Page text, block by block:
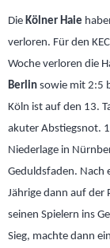
Die Kölner Haie
verloren. Für den
Woche verloren die
Berlin sowie mit 2:5
Köln ist auf den 13.
akuter Abstiegsnot.
Niederlage in
Geduldsfaden. Nach
Jährige dann auf der
seinen Spielern ins
Sieg, machte dann